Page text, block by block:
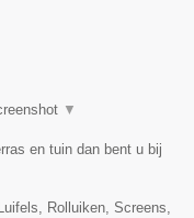
▼
en tuin dan bent u bij
Rolluiken, Screens,